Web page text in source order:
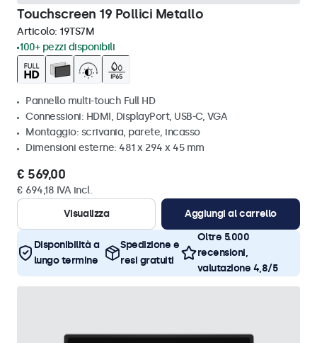
Touchscreen 19 Pollici Metallo
Articolo: 19TS7M
100+ pezzi disponibili
Pannello multi-touch Full HD
Connessioni: HDMI, DisplayPort, USB-C, VGA
Montaggio: scrivania, parete, incasso
Dimensioni esterne: 481 x 294 x 45 mm
€ 569,00
€ 694,18 IVA incl.
Visualizza
Aggiungi al carrello
Disponibilità a
lungo termine
Spedizione e
resi gratuiti
Oltre 5.000
recensioni,
valutazione 4,8/5